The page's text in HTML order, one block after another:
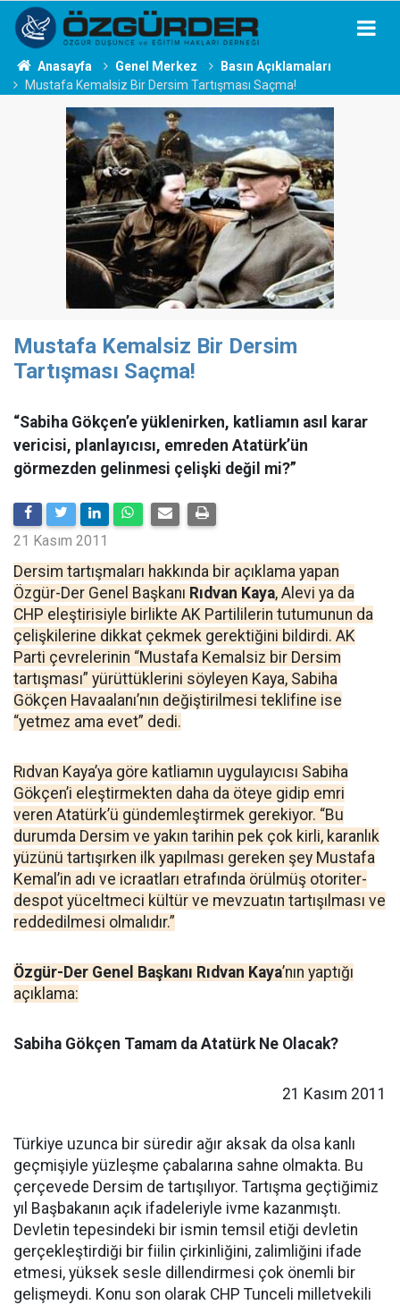
Anasayfa Genel Merkez
Basın Açıklamaları
Mustafa Kemalsiz Bir Dersim Tartışması Saçma!
Mustafa Kemalsiz Bir Dersim
Tartışması Saçma!
“Sabiha Gökçen’e yüklenirken, katliamın asıl karar
vericisi, planlayıcısı, emreden Atatürk’ün
görmezden gelinmesi çelişki değil mi?”
21 Kasım 2011
Dersim tartışmaları hakkında bir açıklama yapan
Özgür-Der Genel Başkanı Rıdvan Kaya, Alevi ya da
CHP eleştirisiyle birlikte AK Partililerin tutumunun da
çelişkilerine dikkat çekmek gerektiğini bildirdi. AK
Parti çevrelerinin “Mustafa Kemalsiz bir Dersim
tartışması” yürüttüklerini söyleyen Kaya, Sabiha
Gökçen Havaalanı’nın değiştirilmesi teklifine ise
“yetmez ama evet” dedi.
Rıdvan Kaya’ya göre katliamın uygulayıcısı Sabiha
Gökçen’i eleştirmekten daha da öteye gidip emri
veren Atatürk’ü gündemleştirmek gerekiyor. “Bu
durumda Dersim ve yakın tarihin pek çok kirli, karanlık
yüzünü tartışırken ilk yapılması gereken şey Mustafa
Kemal’in adı ve icraatları etrafında örülmüş otoriter-
despot yüceltmeci kültür ve mevzuatın tartışılması ve
reddedilmesi olmalıdır.”
Özgür-Der Genel Başkanı Rıdvan Kaya’nın yaptığı
açıklama:
Sabiha Gökçen Tamam da Atatürk Ne Olacak?
21 Kasım 2011
Türkiye uzunca bir süredir ağır aksak da olsa kanlı
geçmişiyle yüzleşme çabalarına sahne olmakta. Bu
çerçevede Dersim de tartışılıyor. Tartışma geçtiğimiz
yıl Başbakanın açık ifadeleriyle ivme kazanmıştı.
Devletin tepesindeki bir ismin temsil etiği devletin
gerçekleştirdiği bir fiilin çirkinliğini, zalimliğini ifade
etmesi, yüksek sesle dillendirmesi çok önemli bir
gelişmeydi. Konu son olarak CHP Tunceli milletvekili